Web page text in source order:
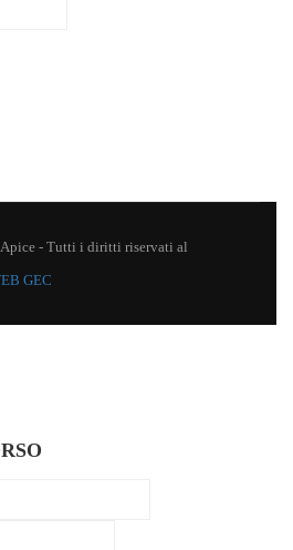
- Tutti i diritti riservati al
GEC